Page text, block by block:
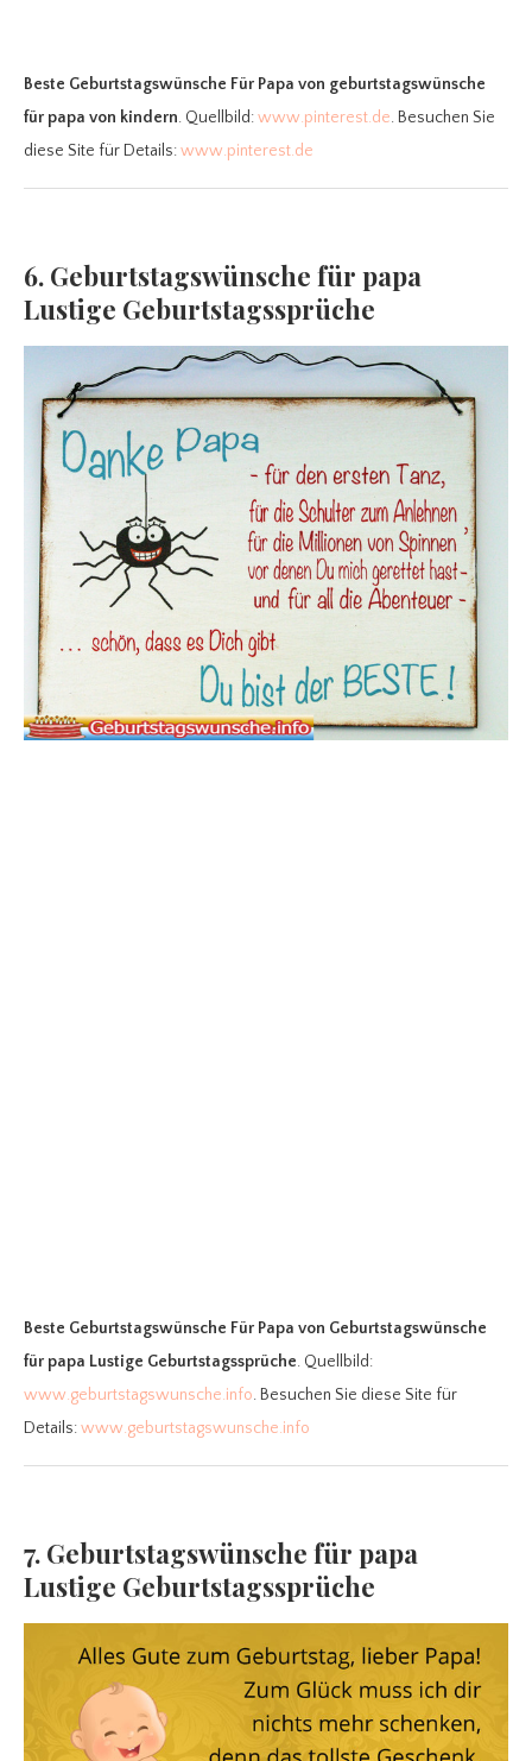
Beste Geburtstagswünsche Für Papa von geburtstagswünsche
für papa von kindern. Quellbild:www.pinterest.de. Besuchen Sie
diese Site für Details:www.pinterest.de
6. Geburtstagswünsche für papa
Lustige Geburtstagssprüche
Beste Geburtstagswünsche Für Papa von Geburtstagswünsche
für papa Lustige Geburtstagssprüche. Quellbild:
www.geburtstagswunsche.info. Besuchen Sie diese Site für
Details:www.geburtstagswunsche.info
7. Geburtstagswünsche für papa
Lustige Geburtstagssprüche